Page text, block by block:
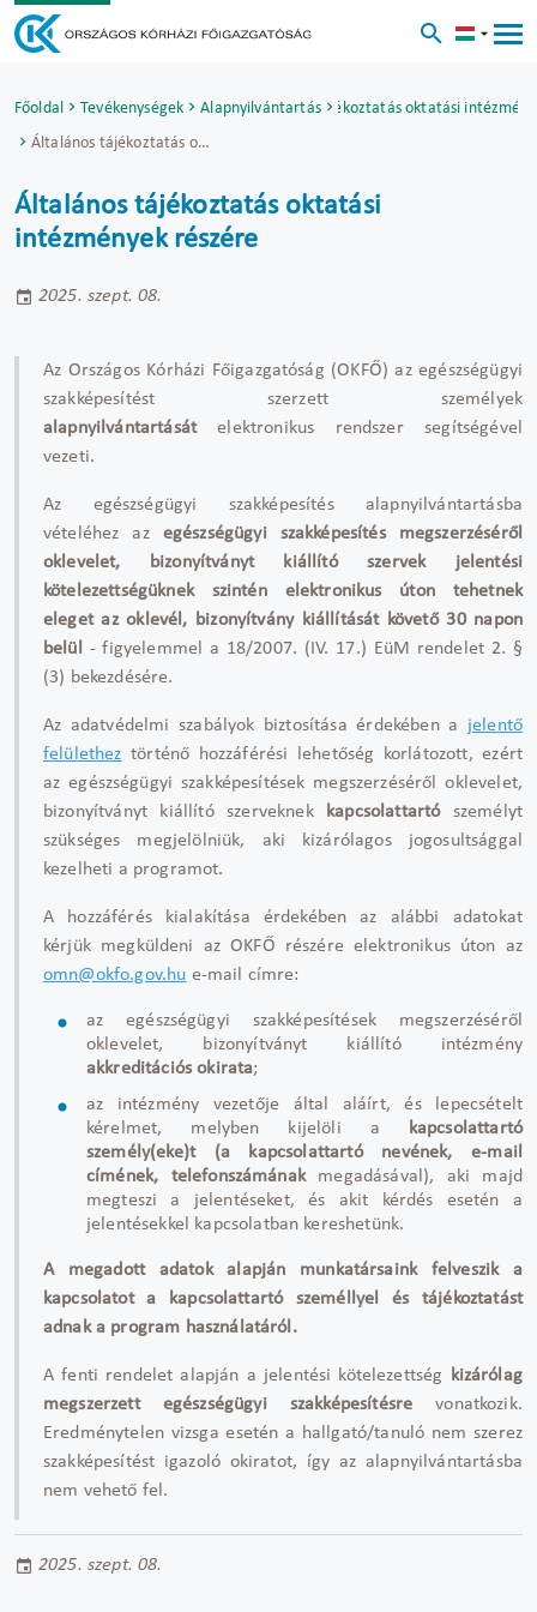
Főoldal Tevékenységek Alapnyilvántartás
Általános tájékoztatás oktatási
Általános tájékoztatás oktatási intézmények részére
Általános tájékoztatás oktatási
intézmények részére
2025. szept. 08.
Az Országos Kórházi Főigazgatóság (OKFŐ)az egészségügyi
szakképesítést szerzett személyek
alapnyilvántartását
elektronikus rendszer segítségével
vezeti.
Az egészségügyi szakképesítés alapnyilvántartásba
vételéhez az
egészségügyi szakképesítés megszerzéséről
oklevelet, bizonyítványt kiállító szervek jelentési
kötelezettségüknek szintén elektronikus úton tehetnek
eleget az oklevél, bizonyítvány kiállítását követő 30 napon
belül
- figyelemmel a 18/2007. (IV. 17.) EüM rendelet 2. §
(3) bekezdésére.
Az adatvédelmi szabályok biztosítása érdekében a jelentő
felülethez történő hozzáférési lehetőség korlátozott, ezért
az egészségügyi szakképesítések megszerzéséről oklevelet,
bizonyítványt kiállító szerveknek
kapcsolattartó személyt
szükséges megjelölniük, aki kizárólagos jogosultsággal
kezelheti a programot.
A hozzáférés kialakítása érdekében az alábbi adatokat
kérjük megküldeni az OKFŐ
részére elektronikus úton az
omn@okfo.gov.hu e-mail címre:
az egészségügyi szakképesítések megszerzéséről
oklevelet, bizonyítványt kiállító intézmény
akkreditációs okirata;
az intézmény vezetője által aláírt, és lepecsételt
kérelmet, melyben kijelöli a
kapcsolattartó
személy(eke)t (a kapcsolattartó nevének, e-mail
címének, telefonszámánakmegadásával), aki majd
megteszi a jelentéseket, és akit kérdés esetén a
jelentésekkel kapcsolatban kereshetünk.
A megadott adatok alapján munkatársaink felveszik a
kapcsolatot a kapcsolattartó személlyel és tájékoztatást
adnak a program használatáról.
A fenti rendelet alapján a jelentési kötelezettség
kizárólag
megszerzett egészségügyi szakképesítésre
vonatkozik.
Eredménytelen vizsga esetén a hallgató/tanuló nem szerez
szakképesítést igazoló okiratot, így az alapnyilvántartásba
nem vehető fel.
2025. szept. 08.